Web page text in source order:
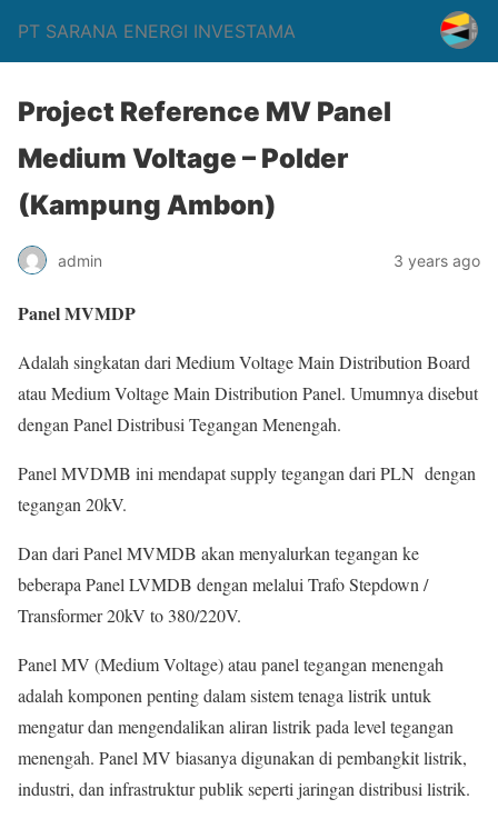
PT SARANA ENERGI INVESTAMA
Project Reference MV Panel
Medium Voltage – Polder
(Kampung Ambon)
admin 3 years ago
Panel MVMDP
Adalah singkatan dari Medium Voltage Main Distribution Board
atau Medium Voltage Main Distribution Panel. Umumnya disebut
dengan Panel Distribusi Tegangan Menengah.
Panel MVDMB ini mendapat supply tegangan dari PLN dengan
tegangan 20kV.
Dan dari Panel MVMDB akan menyalurkan tegangan ke
beberapa Panel LVMDB dengan melalui Trafo Stepdown /
Transformer 20kV to 380/220V.
Panel MV (Medium Voltage) atau panel tegangan menengah
adalah komponen penting dalam sistem tenaga listrik untuk
mengatur dan mengendalikan aliran listrik pada level tegangan
menengah. Panel MV biasanya digunakan di pembangkit listrik,
industri, dan infrastruktur publik seperti jaringan distribusi listrik.